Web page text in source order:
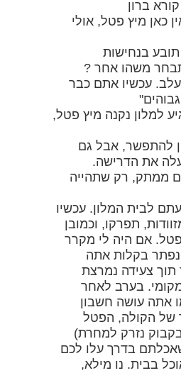
ברון
כאן מיץ פטל, אולי
בנחישות
משהו אחר ?
עכשיו אתם כבר
למלון נקנה מיץ פטל,
להתפשר, אבל גם
את הדרישה.
ממתק, רק שתהייה
לבית המלון. עכשיו
תפרקו, וכמובן
אם היה לי מקרר
בקלות אתה
צעידה נמרצת
בערב לאחר
אתה עושה חשבון
של הקולה, הפטל
נזרק למחרת)
בדרך עלו לכם
בבית. נו מילא,